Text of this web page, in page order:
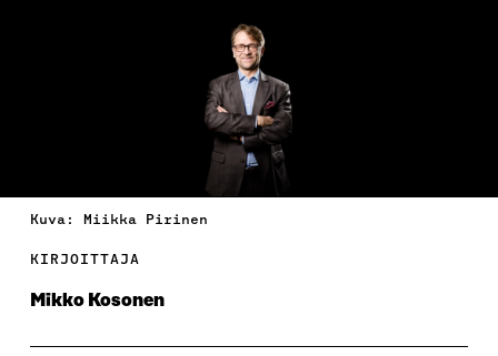
Kuva: Miikka Pirinen
KIRJOITTAJA
Mikko Kosonen